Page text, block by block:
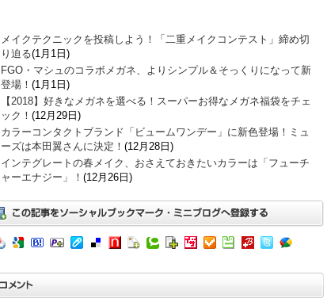
メイクテクニックを投稿しよう！「二重メイクコンテスト」締め切
り迫る(1月1日)
FGO・マシュのコラボメガネ、よりシンプル＆そっくりになって新
登場！ (1月1日)
【2018】好きなメガネを選べる！スーパーお得なメガネ福袋をチェ
ック！ (12月29日)
カラーコンタクトブランド「ビュームワンデー」に新色登場！ミュ
ーズは本田翼さんに決定！ (12月28日)
インテグレートの春メイク、おさえておきたいカラーは「フューチ
ャーエナジー」！ (12月26日)